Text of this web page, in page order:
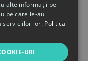
alte informații pe
pe care le-au
serviciilor lor. Politica
URI